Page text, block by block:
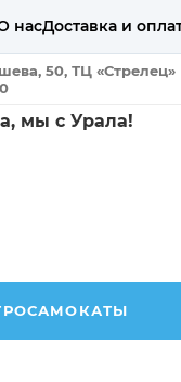
насДоставка и
50, ТЦ «Стрелец»
мы с Урала!